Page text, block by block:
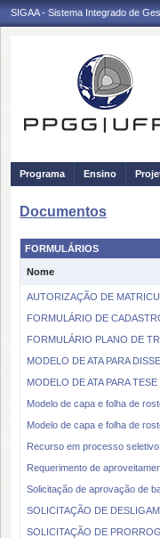
SIGAA - Sistema Integrado de
Programa Ensino
Documentos
FORMULÁRIOS
Nome
AUTORIZAÇÃO DE
FORMULÁRIO DE
FORMULÁRIO PLANO DE
MODELO DE ATA PARA
MODELO DE ATA PARA TESE
Modelo de capa e folha de
Modelo de capa e folha de
Recurso em processo seletivo
Requerimento de
Solicitação de aprovação de
SOLICITAÇÃO DE
SOLICITAÇÃO DE